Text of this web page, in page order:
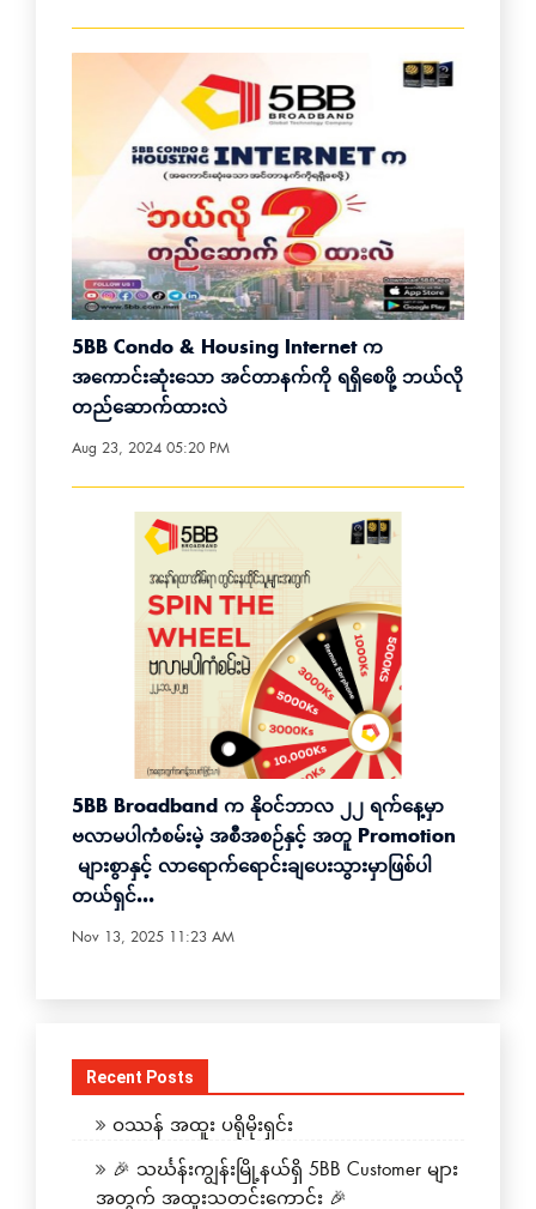
5BB Condo & Housing Internet က
အကောင်းဆုံးသော အင်တာနက်ကို ရရှိစေဖို့ ဘယ်လို
တည်ဆောက်ထားလဲ
Aug 23, 2024 05:20 PM
5BB Broadband က နိုဝင်ဘာလ ၂၂ ရက်နေ့မှာ
ဗလာမပါကံစမ်းမဲ့ အစီအစဉ်နှင့် အတူ Promotion
များစွာနှင့် လာရောက်ရောင်းချပေးသွားမှာဖြစ်ပါ
တယ်ရှင်...
Nov 13, 2025 11:23 AM
Recent Posts
ဝဿန် အထူး ပရိုမိုးရှင်း
🎉 သင်္ဃန်းကျွန်းမြို့နယ်ရှိ 5BB Customer များ
အတွက် အထူးသတင်းကောင်း 🎉